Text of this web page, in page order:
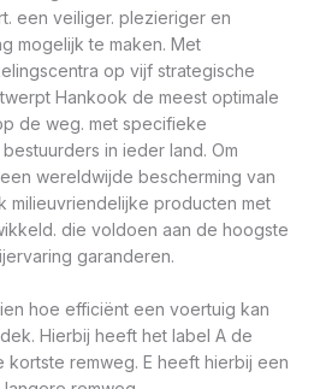
een veiliger. plezieriger en
mogelijk te maken. Met
op vijf strategische
Hankook de meest optimale
de weg. met specifieke
in ieder land. Om
wereldwijde bescherming van
milieuvriendelijke producten met
die voldoen aan de hoogste
garanderen.
hoe efficiënt een voertuig kan
Hierbij heeft het label A de
remweg. E heeft hierbij een